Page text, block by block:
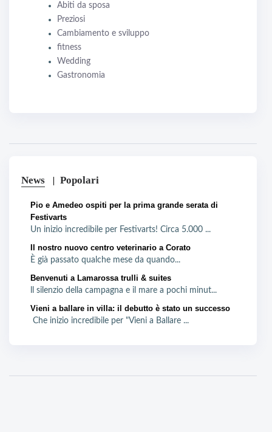
Abiti da sposa
Preziosi
Cambiamento e sviluppo
fitness
Wedding
Gastronomia
News Popolari
Pio e Amedeo ospiti per la prima grande serata di
Festivarts
Un inizio incredibile per Festivarts! Circa 5.000 ...
Il nostro nuovo centro veterinario a Corato
È già passato qualche mese da quando...
Benvenuti a Lamarossa trulli & suites
ll silenzio della campagna e il mare a pochi minut...
Vieni a ballare in villa: il debutto è stato un successo
Che inizio incredibile per "Vieni a Ballare ...